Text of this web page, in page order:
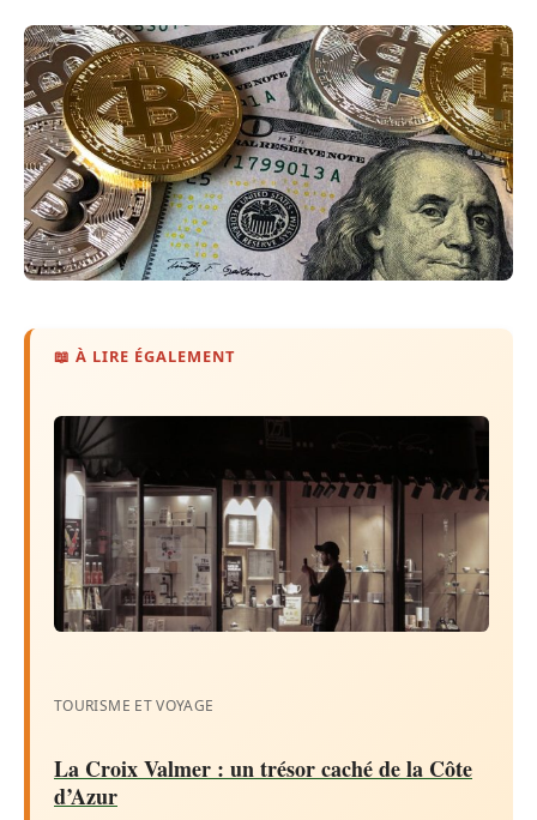
📖 À LIRE ÉGALEMENT
TOURISME ET VOYAGE
La Croix Valmer : un trésor caché de la Côte
d’Azur